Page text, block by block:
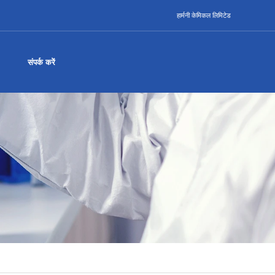
हार्मनी केमिकल लिमिटेड
संपर्क करें